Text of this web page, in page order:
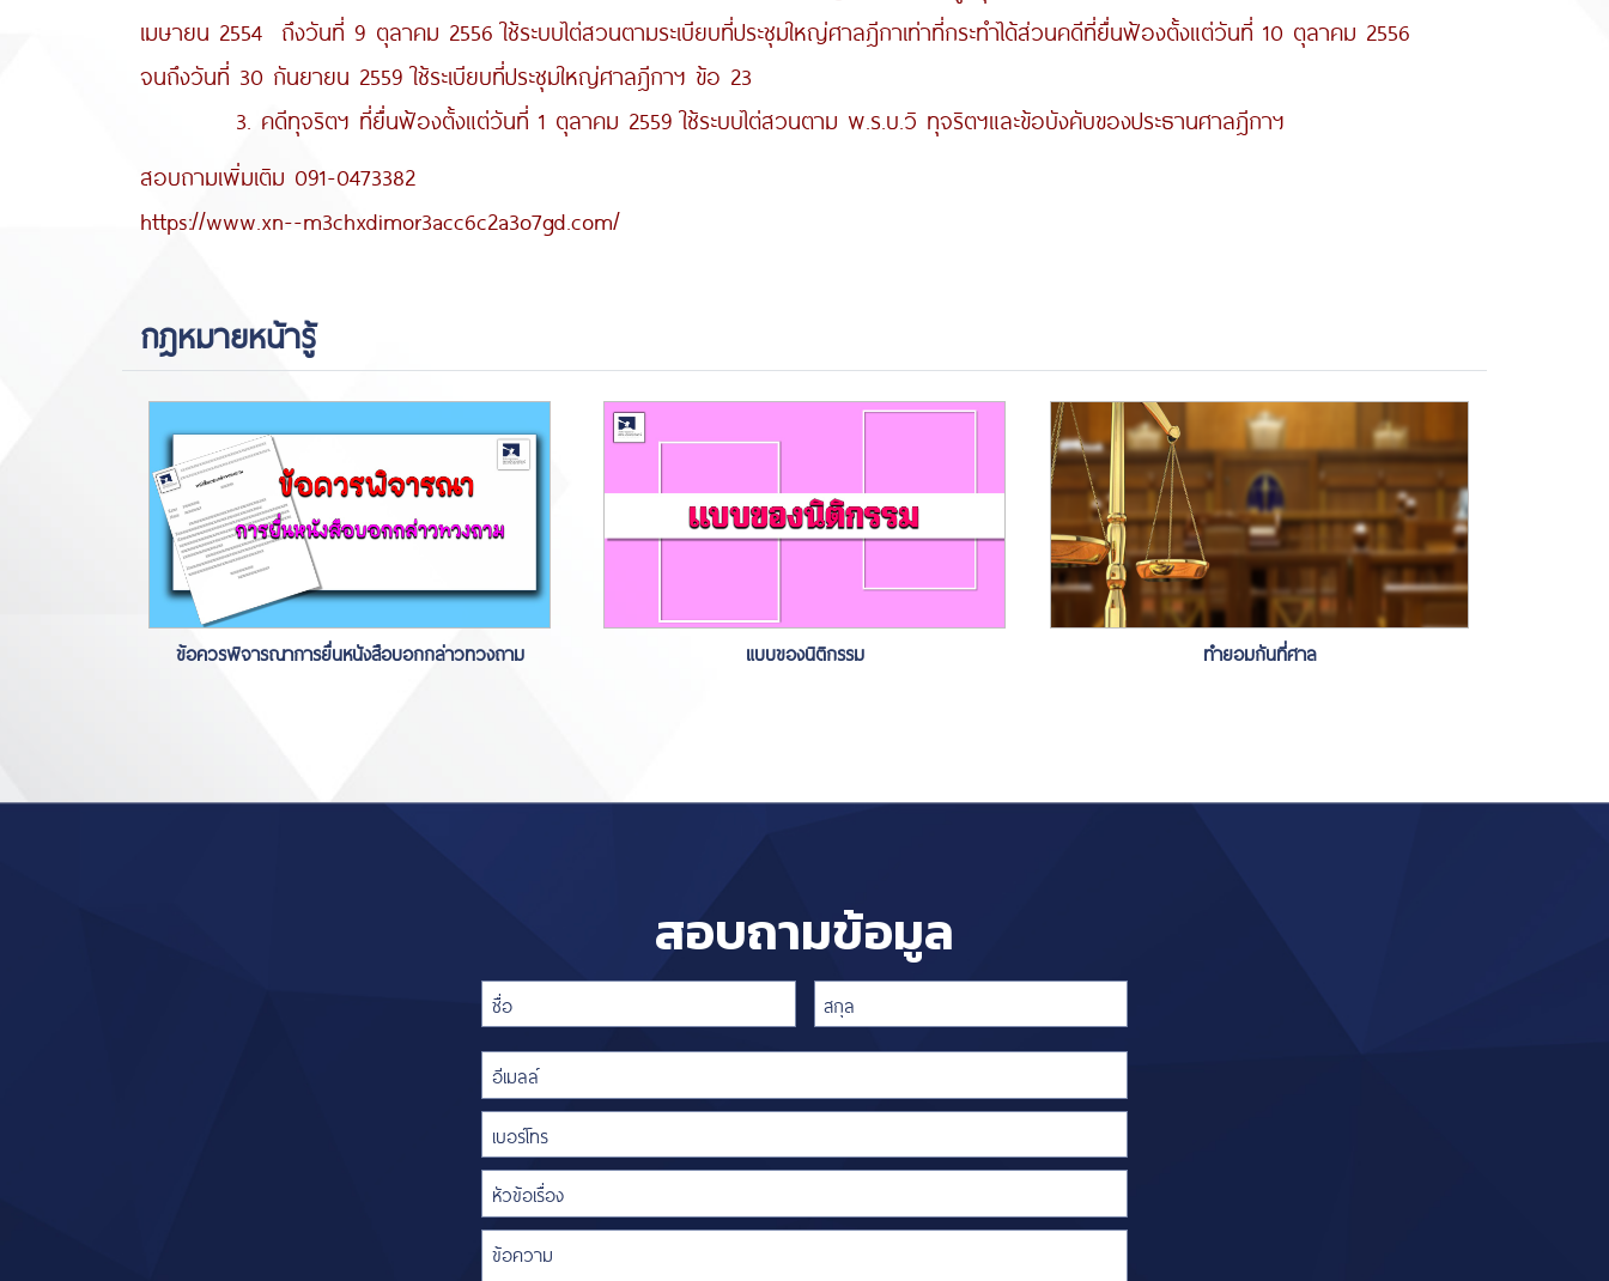
เมษายน 2554 ถึงวันที่ 9 ตุลาคม 2556 ใช้ระบบไต่สวนตามระเบียบที่ประชุมใหญ่ศาลฎีกาเท่าที่กระทำได้ส่วนคดีที่ยื่นฟ้องตั้งแต่วันที่ 10 ตุลาคม 2556
จนถึงวันที่ 30 กันยายน 2559 ใช้ระเบียบที่ประชุมใหญ่ศาลฎีกาฯ ข้อ 23
3. คดีทุจริตฯ ที่ยื่นฟ้องตั้งแต่วันที่ 1 ตุลาคม 2559 ใช้ระบบไต่สวนตาม พ.ร.บ.วิ ทุจริตฯและข้อบังคับของประธานศาลฎีกาฯ
สอบถามเพิ่มเติม 091-0473382
https://www.xn--m3chxdimor3acc6c2a3o7gd.com/
กฎหมายหน้ารู้
ข้อควรพิจารณาการยื่นหนังสือบอกกล่าวทวงถาม แบบของนิติกรรม ทำยอมกันที่ศาล
สอบถามข้อมูล